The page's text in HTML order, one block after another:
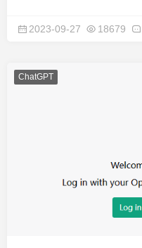
2023-09-27 18679
ChatGPT